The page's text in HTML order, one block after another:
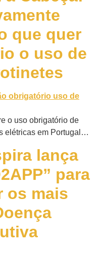
que quer
o uso de
o uso obrigatório de
elétricas em Portugal…
lança
para
os mais